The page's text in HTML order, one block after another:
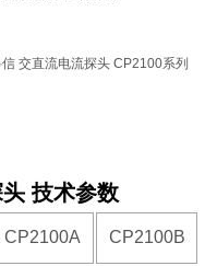
技术参数
CP2100A CP2100B